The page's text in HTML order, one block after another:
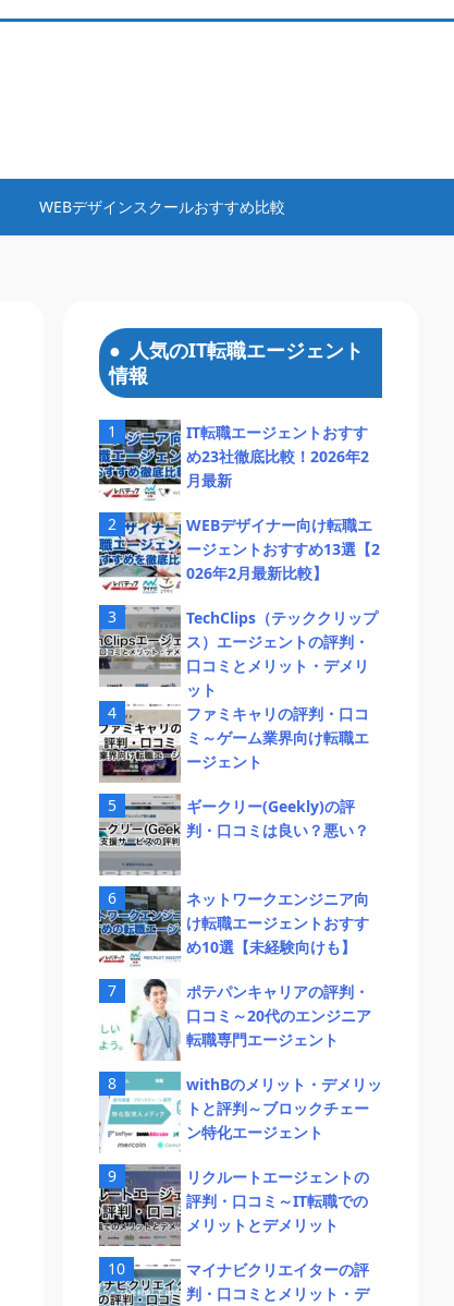
WEBデザインスクールおすすめ比較
人気のIT転職エージェント
情報
IT転職エージェントおすす
め23社徹底比較！2026年2
月最新
WEBデザイナー向け転職エ
ージェントおすすめ13選【2
026年2月最新比較】
TechClips（テッククリップ
ス）エージェントの評判・
口コミとメリット・デメリ
ット
ファミキャリの評判・口コ
ミ～ゲーム業界向け転職エ
ージェント
ギークリー(Geekly)の評
判・口コミは良い？悪い？
ネットワークエンジニア向
け転職エージェントおすす
め10選【未経験向けも】
ポテパンキャリアの評判・
口コミ～20代のエンジニア
転職専門エージェント
withBのメリット・デメリッ
トと評判～ブロックチェー
ン特化エージェント
リクルートエージェントの
評判・口コミ～IT転職での
メリットとデメリット
マイナビクリエイターの評
判・口コミとメリット・デ